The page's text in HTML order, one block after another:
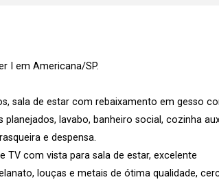
I em Americana/SP.
sala de estar com rebaixamento em gesso
lavabo, banheiro social, cozinha
e despensa.
TV com vista para sala de estar, excelente
louças e metais de ótima qualidade,